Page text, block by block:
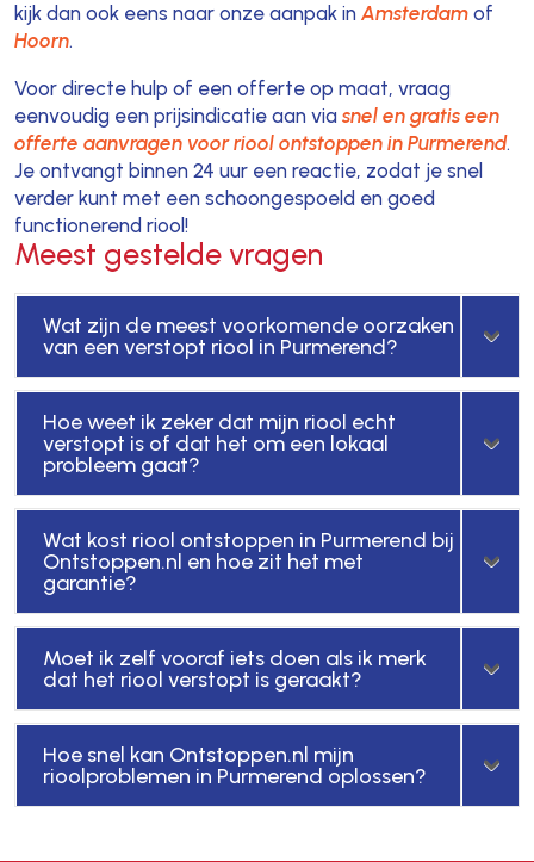
kijk dan ook eens naar onze aanpak in Amsterdamof
Hoorn.
Voor directe hulp of een offerte op maat, vraag
eenvoudig een prijsindicatie aan via snel en gratis een
offerte aanvragen voor riool ontstoppen in Purmerend.
Je ontvangt binnen 24 uur een reactie, zodat je snel
verder kunt met een schoongespoeld en goed
functionerend riool!
Meest gestelde vragen
Wat zijn de meest voorkomende oorzaken
van een verstopt riool in Purmerend?
Hoe weet ik zeker dat mijn riool echt
verstopt is of dat het om een lokaal
probleem gaat?
Wat kost riool ontstoppen in Purmerend bij
Ontstoppen.nl en hoe zit het met
garantie?
Moet ik zelf vooraf iets doen als ik merk
dat het riool verstopt is geraakt?
Hoe snel kan Ontstoppen.nl mijn
rioolproblemen in Purmerend oplossen?